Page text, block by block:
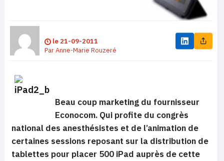
le 21-09-2011
ParAnne-Marie Rouzeré
Beau coup marketing du fournisseur
Econocom. Qui profite du congrès
national des anesthésistes et de l’animation de
certaines sessions reposant sur la distribution de
tablettes pour placer 500 iPad auprès de cette